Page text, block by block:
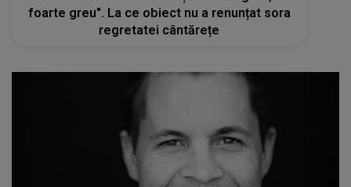
foarte greu". La ce obiect nu a renunțat sora
regretatei cântărețe